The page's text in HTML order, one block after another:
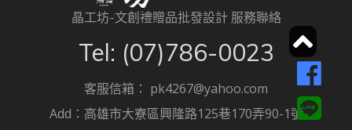
晶工坊-文創禮贈品批發設計 服務聯絡
Tel: (07)786-0023
客服信箱： pk4267@yahoo.com
Add： 高雄市大寮區興隆路125巷170弄90-1號